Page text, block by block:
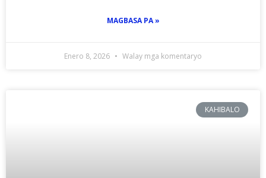
MAGBASA PA »
Enero 8, 2026 Walay mga komentaryo
KAHIBALO